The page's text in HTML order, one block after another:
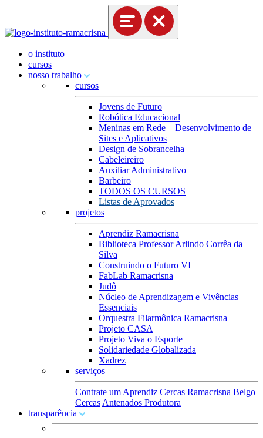
o instituto
cursos
nosso trabalho
cursos
Jovens de Futuro
Robótica Educacional
Meninas em Rede – Desenvolvimento de
Sites e Aplicativos
Design de Sobrancelha
Cabeleireiro
Auxiliar Administrativo
Barbeiro
TODOS OS CURSOS
Listas de Aprovados
projetos
Aprendiz Ramacrisna
Biblioteca Professor Arlindo Corrêa da
Silva
Construindo o Futuro VI
FabLab Ramacrisna
Judô
Núcleo de Aprendizagem e Vivências
Essenciais
Orquestra Filarmônica Ramacrisna
Projeto CASA
Projeto Viva o Esporte
Solidariedade Globalizada
Xadrez
serviços
Contrate um Aprendiz Cercas Ramacrisna Belgo
Cercas Antenados Produtora
transparência